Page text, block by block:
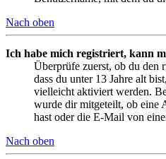
Nach oben
Ich habe mich registriert, kann
Überprüfe zuerst, ob du den
dass du unter 13 Jahre alt
vielleicht aktiviert werden.
wurde dir mitgeteilt, ob eine
hast oder die E-Mail von
Nach oben